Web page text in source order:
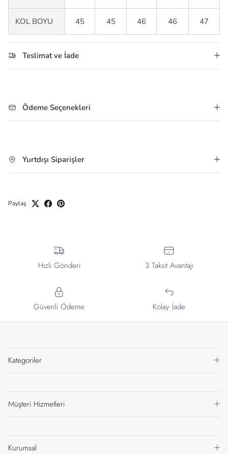
KOL BOYU 45 45 46 46 47
Teslimat ve İade
Ödeme Seçenekleri
Yurtdışı Siparişler
Paylaş
Hızlı Gönderi 3 Taksit Avantajı
Güvenli Ödeme Kolay İade
Kategoriler
Müşteri Hizmetleri
Kurumsal